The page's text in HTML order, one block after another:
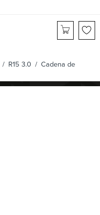
/ R15 3.0 / Cadena de